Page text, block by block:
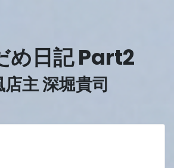
め日記 Part2
主 深堀貴司